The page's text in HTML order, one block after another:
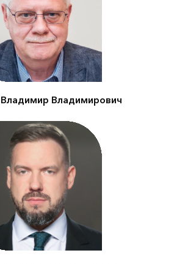
Программы ООН по
окружающей среде
(ЮНЕП) в РФ
Владимирович
губернатор Санкт-
Петербурга